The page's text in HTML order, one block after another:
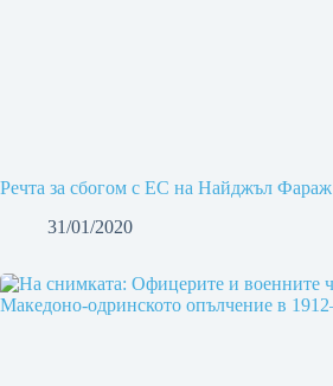
Речта за сбогом с ЕС на Найджъл Фараж
31/01/2020